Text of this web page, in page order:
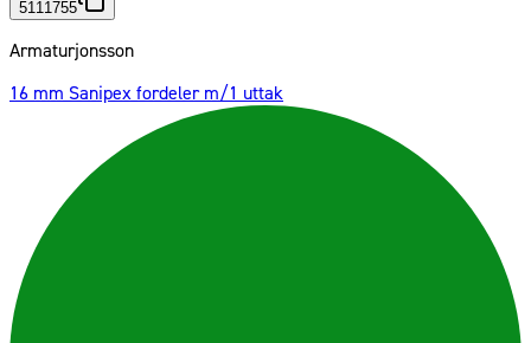
5111755
Armaturjonsson
16 mm Sanipex fordeler m/1 uttak